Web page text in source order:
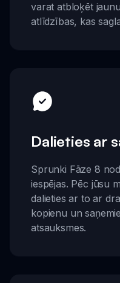
varat atbloķēt
atlīdzības, kas
Dalieties ar
Sprunki Fāze 8
iespējas. Pēc jūsu
dalieties ar to ar
kopienu un
atsauksmes.